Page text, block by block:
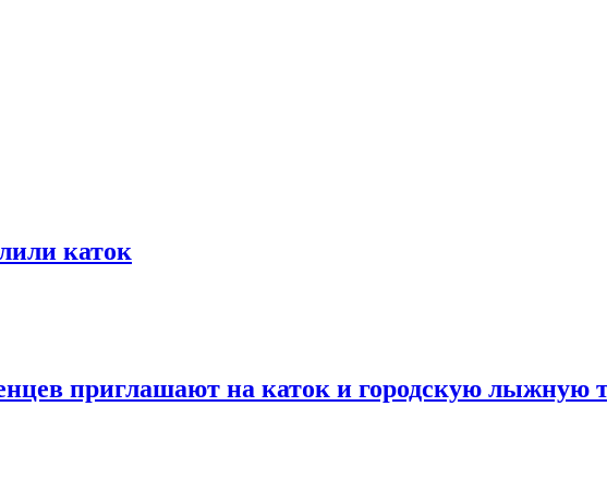
каток
приглашают на каток и городскую лыжную